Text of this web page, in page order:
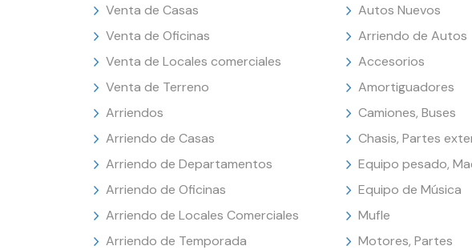
Venta de Casas
Venta de Oficinas
Venta de Locales comerciales
Venta de Terreno
Arriendos
Arriendo de Casas
Arriendo de Departamentos
Arriendo de Oficinas
Arriendo de Locales Comerciales
Arriendo de Temporada
Autos Nuevos
Arriendo de Autos
Accesorios
Amortiguadores
Camiones, Buses
Chasis, Partes
Equipo pesado,
Equipo de Música
Mufle
Motores, Partes